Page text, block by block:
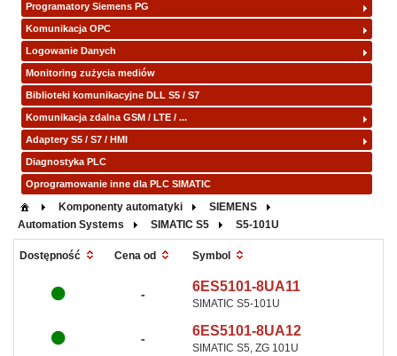
Programatory Siemens PG
Komunikacja OPC
Logowanie Danych
Monitoring zużycia mediów
Biblioteki komunikacyjne DLL S5 / S7
Komunikacja zdalna GSM / LTE / ...
Adaptery S5 / S7 / HMI
Diagnostyka PLC
Oprogramowanie inne dla PLC SIMATIC
Komponenty automatyki
SIEMENS
Automation Systems
SIMATIC S5 S5-101U
Dostępność Cena od Symbol
- 6ES5101-8UA11
SIMATIC S5-101U
- 6ES5101-8UA12
SIMATIC S5, ZG 101U